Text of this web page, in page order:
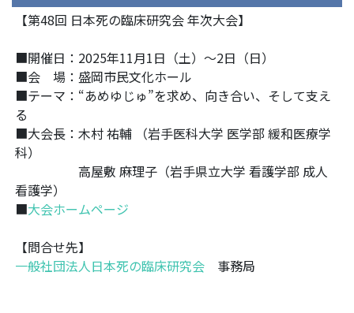
【第48回 日本死の臨床研究会 年次大会】
■開催日：2025年11月1日（土）～2日（日）
■会 場：盛岡市民文化ホール
■テーマ：“あめゆじゅ”を求め、向き合い、そして支え
る
■大会長：⽊村 祐輔 （岩⼿医科⼤学 医学部 緩和医療学
科）
⾼屋敷 ⿇理⼦（岩⼿県⽴⼤学 看護学部 成⼈
看護学）
■大会ホームページ
【問合せ先】
一般社団法人日本死の臨床研究会 事務局